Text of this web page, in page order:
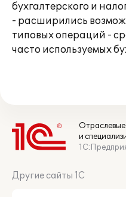
бухгалтерского и
- расширились
типовых операций -
часто используемых
Отраслевые
и
Другие сайты 1С